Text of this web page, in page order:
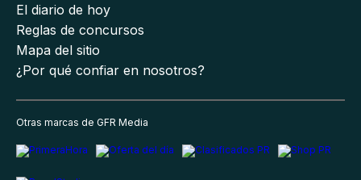
El diario de hoy
Reglas de concursos
Mapa del sitio
¿Por qué confiar en nosotros?
Otras marcas de GFR Media